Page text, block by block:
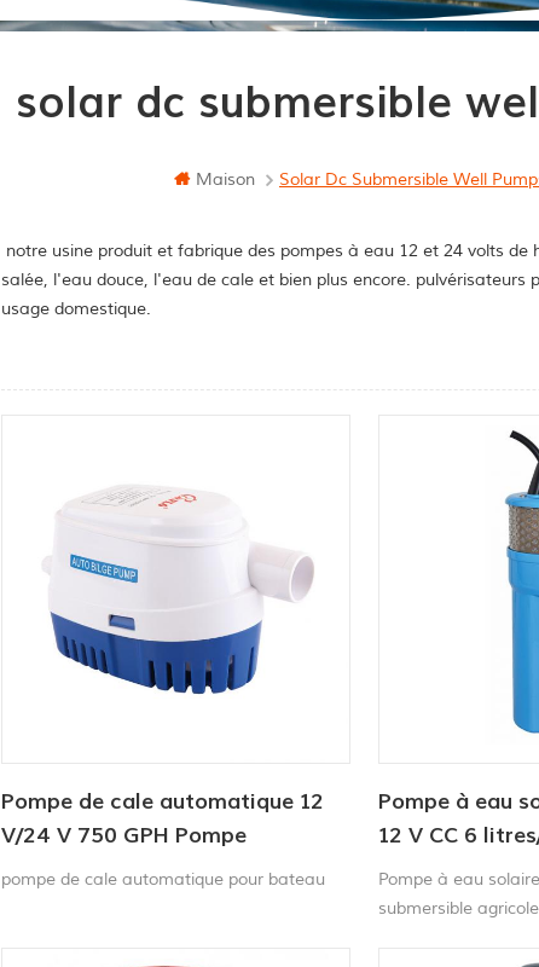
solar dc submersible
Maison Solar Dc Submersible Well
notre usine produit et fabrique des pompes à eau 12 et 24 volts
salée, l'eau douce, l'eau de cale et bien plus encore.
usage domestique.
Pompe de cale automatique 12
V/24 V 750 GPH Pompe
submersible solaire CC
pompe de cale automatique pour bateau
Pompe à eau
12 V CC 6
alimentation en
Pompe à eau
submersible